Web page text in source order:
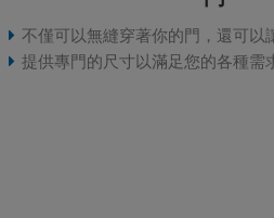
不僅可以無縫穿著你的門，還可以
提供專門的尺寸以滿足您的各種需